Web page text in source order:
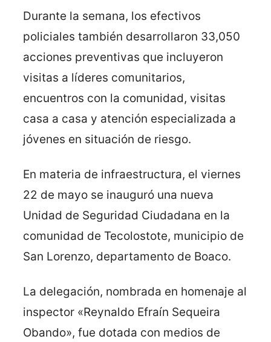
Durante la semana, los efectivos
policiales también desarrollaron 33,050
acciones preventivas que incluyeron
visitas a líderes comunitarios,
encuentros con la comunidad, visitas
casa a casa y atención especializada a
jóvenes en situación de riesgo.
En materia de infraestructura, el viernes
22 de mayo se inauguró una nueva
Unidad de Seguridad Ciudadana en la
comunidad de Tecolostote, municipio de
San Lorenzo, departamento de Boaco.
La delegación, nombrada en homenaje al
inspector «Reynaldo Efraín Sequeira
Obando», fue dotada con medios de